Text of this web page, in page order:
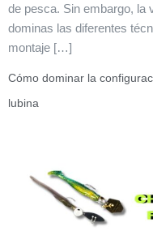
de pesca. Sin embargo, la
dominas las diferentes
montaje […]
Cómo dominar la
lubina